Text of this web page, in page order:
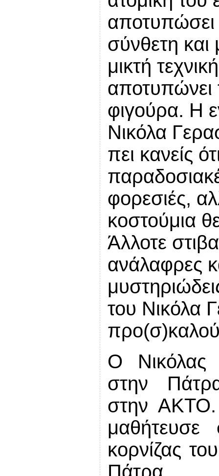
σύνθετη και
μικτή
αποτυπώνει
φιγούρα. Η
Νικόλα
πει κανείς
φορεσιές,
κοστούμια
Άλλοτε
ανάλαφρες
του Νικόλα
Ο Νικόλας
στην
στην ΑΚΤΟ.
μαθήτευσε
κορνίζας
Πάτρα.